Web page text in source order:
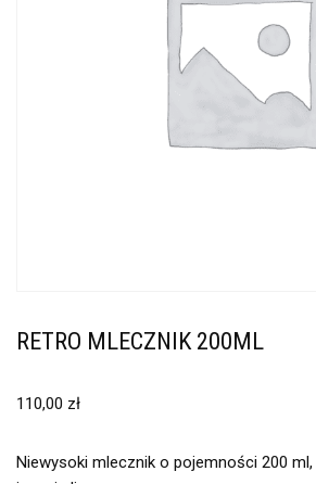
RETRO MLECZNIK 200ML
110,00 zł
Niewysoki mlecznik o pojemności 200